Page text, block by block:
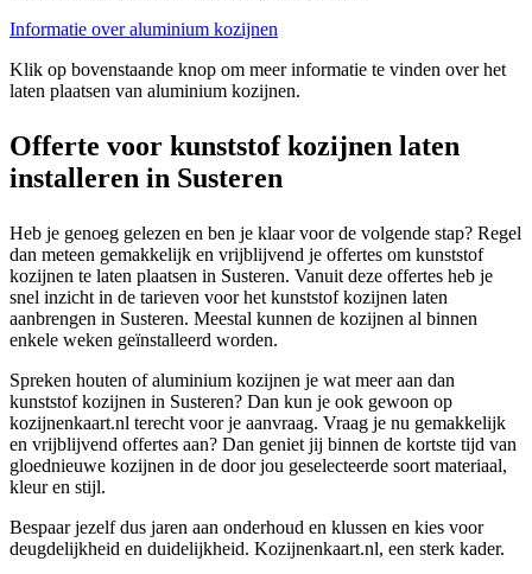
Informatie over aluminium kozijnen
Klik op bovenstaande knop om meer informatie te vinden over het
laten plaatsen van aluminium kozijnen.
Offerte voor kunststof kozijnen laten
installeren in Susteren
Heb je genoeg gelezen en ben je klaar voor de volgende stap? Regel
dan meteen gemakkelijk en vrijblijvend je offertes om kunststof
kozijnen te laten plaatsen in Susteren. Vanuit deze offertes heb je
snel inzicht in de tarieven voor het kunststof kozijnen laten
aanbrengen in Susteren. Meestal kunnen de kozijnen al binnen
enkele weken geïnstalleerd worden.
Spreken houten of aluminium kozijnen je wat meer aan dan
kunststof kozijnen in Susteren? Dan kun je ook gewoon op
kozijnenkaart.nl terecht voor je aanvraag. Vraag je nu gemakkelijk
en vrijblijvend offertes aan? Dan geniet jij binnen de kortste tijd van
gloednieuwe kozijnen in de door jou geselecteerde soort materiaal,
kleur en stijl.
Bespaar jezelf dus jaren aan onderhoud en klussen en kies voor
deugdelijkheid en duidelijkheid. Kozijnenkaart.nl, een sterk kader.